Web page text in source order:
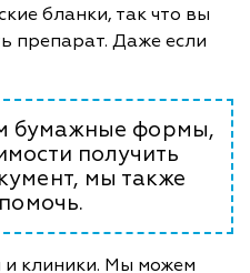
бланки, так что вы
препарат. Даже если
бумажные формы,
получить
мы также
клиники. Мы можем